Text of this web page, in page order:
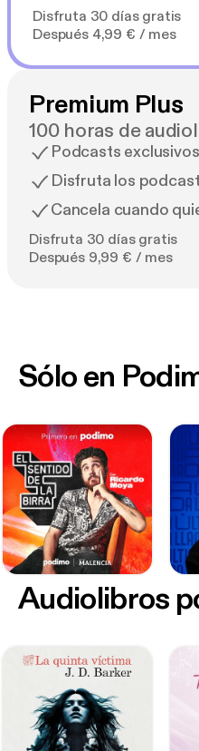
Disfruta 30 días gratis
Después 4,99 € / mes
Premium Plus
100 horas de
Podcasts exclusivos
Disfruta los
Cancela cuando
Disfruta 30 días gratis
Después 9,99 € / mes
Sólo en
Audiolibros